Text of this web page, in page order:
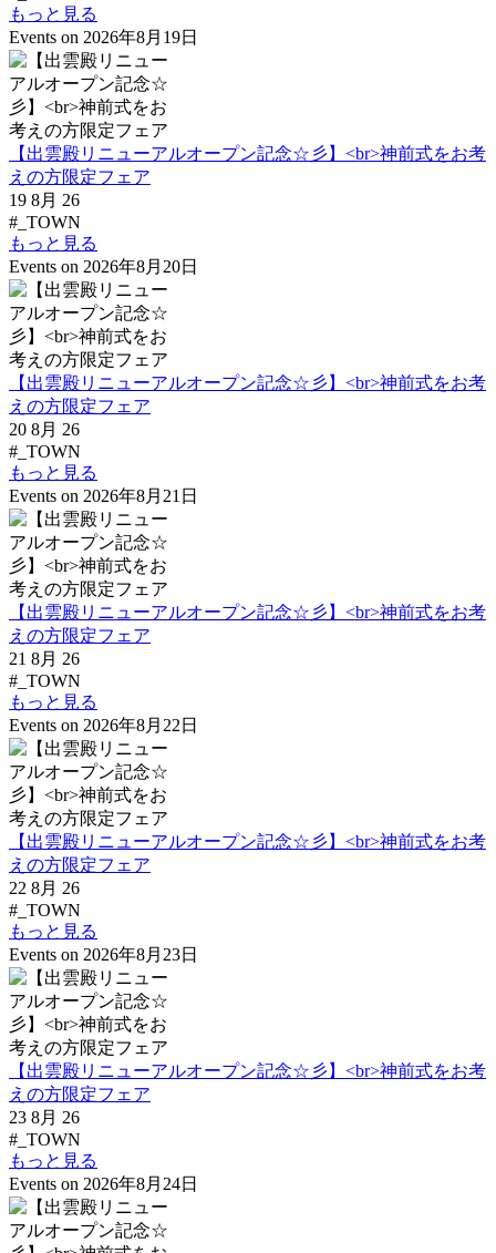
もっと見る
Events on 2026年8月19日
【出雲殿リニューアルオープン記念☆彡】<br>神前式をお考
えの方限定フェア
19 8月 26
#_TOWN
もっと見る
Events on 2026年8月20日
【出雲殿リニューアルオープン記念☆彡】<br>神前式をお考
えの方限定フェア
20 8月 26
#_TOWN
もっと見る
Events on 2026年8月21日
【出雲殿リニューアルオープン記念☆彡】<br>神前式をお考
えの方限定フェア
21 8月 26
#_TOWN
もっと見る
Events on 2026年8月22日
【出雲殿リニューアルオープン記念☆彡】<br>神前式をお考
えの方限定フェア
22 8月 26
#_TOWN
もっと見る
Events on 2026年8月23日
【出雲殿リニューアルオープン記念☆彡】<br>神前式をお考
えの方限定フェア
23 8月 26
#_TOWN
もっと見る
Events on 2026年8月24日